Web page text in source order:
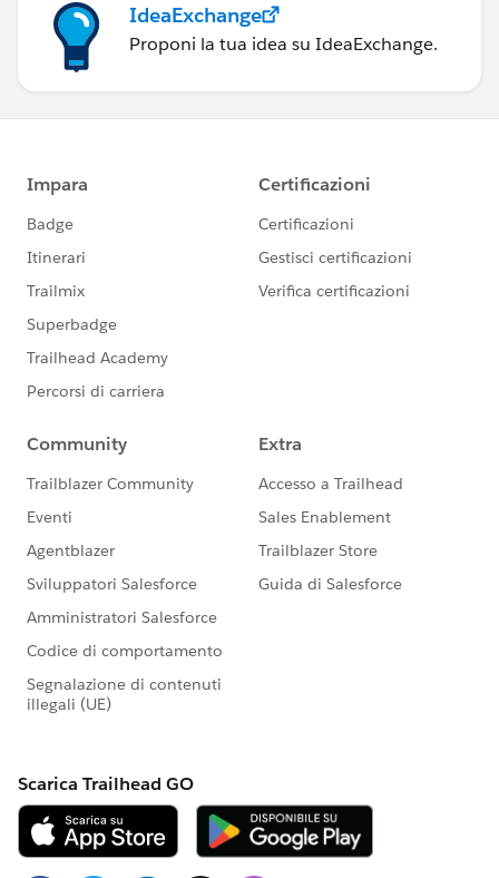
IdeaExchange
Proponi la tua idea su IdeaExchange.